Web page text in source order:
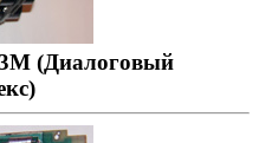
(Диалоговый